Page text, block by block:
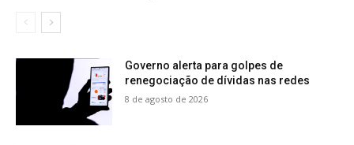
Governo alerta para golpes de
renegociação de dívidas nas redes
8 de agosto de 2026